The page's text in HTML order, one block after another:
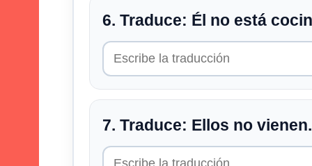
6. Traduce: Él no está
7. Traduce: Ellos no vienen.